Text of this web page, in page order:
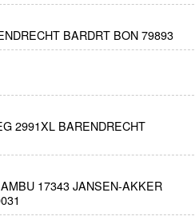
BARDRT BON 79893
2991XL BARENDRECHT
17343 JANSEN-AKKER